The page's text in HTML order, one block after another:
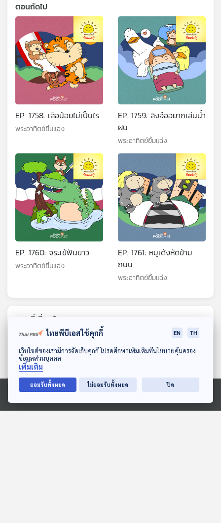
ดาวน์โหลด Thai PBS Podcast Application
Ⓒ 2020 องค์การกระจายเสียงและแพร่ภาพสาธารณะแห่งประเทศไทย
ตอนถัดไป
EP. 1758: เสือน้อยไม่เป็นไร
พระอาทิตย์ยิ้มแฉ่ง
EP. 1759: ลิงจ๋ออยากเล่นน้ำ
ฝน
พระอาทิตย์ยิ้มแฉ่ง
EP. 1760: จระเข้ฟันขาว
พระอาทิตย์ยิ้มแฉ่ง
EP. 1761: หมูเด้งหัดข้าม
ถนน
พระอาทิตย์ยิ้มแฉ่ง
ตอนที่เกี่ยวข้อง
ไทยพีบีเอสใช้คุกกี้ EN TH
เว็บไซต์ของเรามีการจัดเก็บคุกกี้ โปรดศึกษาเพิ่มเติมที่นโยบายคุ้มครอง
ข้อมูลส่วนบุคคล
เพิ่มเติม
ยอมรับทั้งหมด ไม่ยอมรับทั้งหมด ปิด